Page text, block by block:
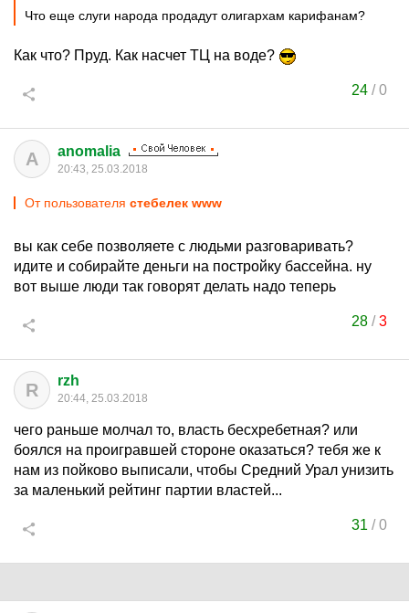
Что еще слуги народа продадут олигархам карифанам?
Как что? Пруд. Как насчет ТЦ на воде?
24 /0
A anomalia
20:43, 25.03.2018
От пользователя стебелек www
вы как себе позволяете с людьми разговаривать?
идите и собирайте деньги на постройку бассейна. ну
вот выше люди так говорят делать надо теперь
28 /3
R rzh
20:44, 25.03.2018
чего раньше молчал то, власть бесхребетная? или
боялся на проигравшей стороне оказаться? тебя же к
нам из пойково выписали, чтобы Средний Урал унизить
за маленький рейтинг партии властей...
31 /0